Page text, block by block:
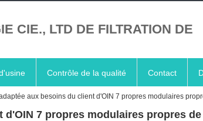
CIE., LTD DE FILTRATION DE
Contrôle de la qualité Contact
aux besoins du client d'OIN 7 propres modulaires
7 propres modulaires propres